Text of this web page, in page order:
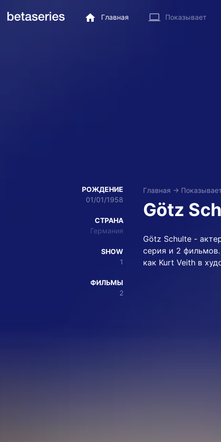
Главная Показывает
РОЖДЕНИЕ
01/01/1958
СТРАНА
Германия
SHOW
1
ФИЛЬМЫ
2
Главная →
Götz
Götz Schulte -
серия и 2
как Kurt Veith в